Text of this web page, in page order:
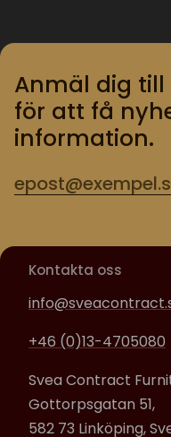
Anmäl dig
för att få
information.
Kontakta oss
+46 (0)13-4705080
Svea Contract
Gottorpsgatan 51,
582 73 Linköping,